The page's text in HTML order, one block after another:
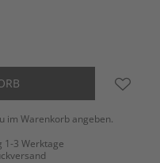
im Warenkorb angeben.
1-3 Werktage